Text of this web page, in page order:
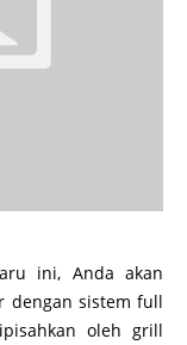
ini, Anda akan
dengan sistem full
oleh grill